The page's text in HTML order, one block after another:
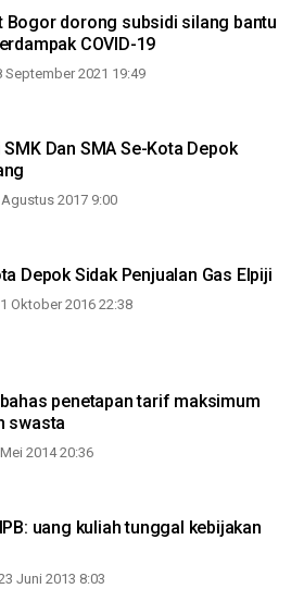
Bogor dorong subsidi silang bantu
COVID-19
September 2021 19:49
Dan SMA Se-Kota Depok
2017 9:00
Depok Sidak Penjualan Gas Elpiji
Oktober 2016 22:38
penetapan tarif maksimum
swasta
2014 20:36
uang kuliah tunggal kebijakan
Juni 2013 8:03